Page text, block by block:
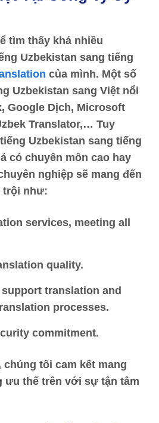
tìm thấy khá nhiều
Uzbekistan sang tiếng
của mình. Một số
Uzbekistan sang Việt nổi
Google Dịch, Microsoft
Translator,… Tuy
Uzbekistan sang tiếng
có chuyên môn cao hay
nghiệp sẽ mang đến
như:
services, meeting all
quality.
translation and
processes.
commitment.
chúng tôi cam kết mang
ưu thế trên với sự tận tâm